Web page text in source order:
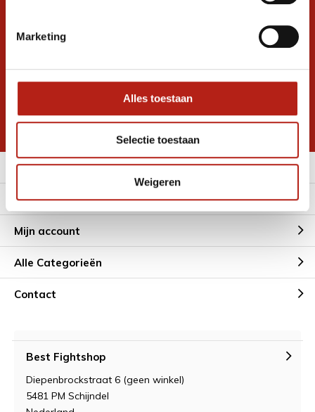
Marketing
Alles toestaan
Selectie toestaan
Weigeren
promoties
* Lees hier de wettelijke beperkingen
Meer informatie
Klantenservice
Mijn account
Alle Categorieën
Contact
Best Fightshop
Diepenbrockstraat 6 (geen winkel)
5481 PM Schijndel